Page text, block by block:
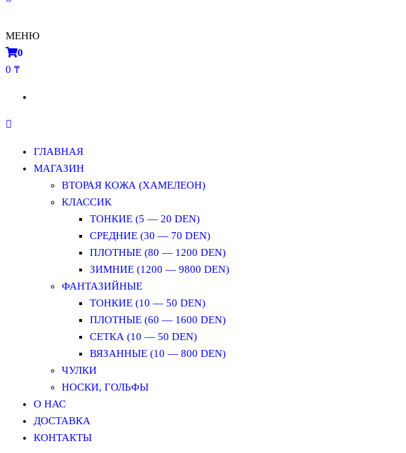
МЕНЮ
0
0 ₸
ГЛАВНАЯ
МАГАЗИН
ВТОРАЯ КОЖА (ХАМЕЛЕОН)
КЛАССИК
ТОНКИЕ (5 — 20 DEN)
СРЕДНИЕ (30 — 70 DEN)
ПЛОТНЫЕ (80 — 1200 DEN)
ЗИМНИЕ (1200 — 9800 DEN)
ФАНТАЗИЙНЫЕ
ТОНКИЕ (10 — 50 DEN)
ПЛОТНЫЕ (60 — 1600 DEN)
СЕТКА (10 — 50 DEN)
ВЯЗАННЫЕ (10 — 800 DEN)
ЧУЛКИ
НОСКИ, ГОЛЬФЫ
О НАС
ДОСТАВКА
КОНТАКТЫ